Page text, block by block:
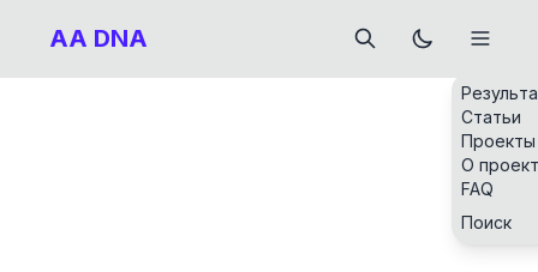
AA DNA
Статьи
Проекты
О
FAQ
Поиск